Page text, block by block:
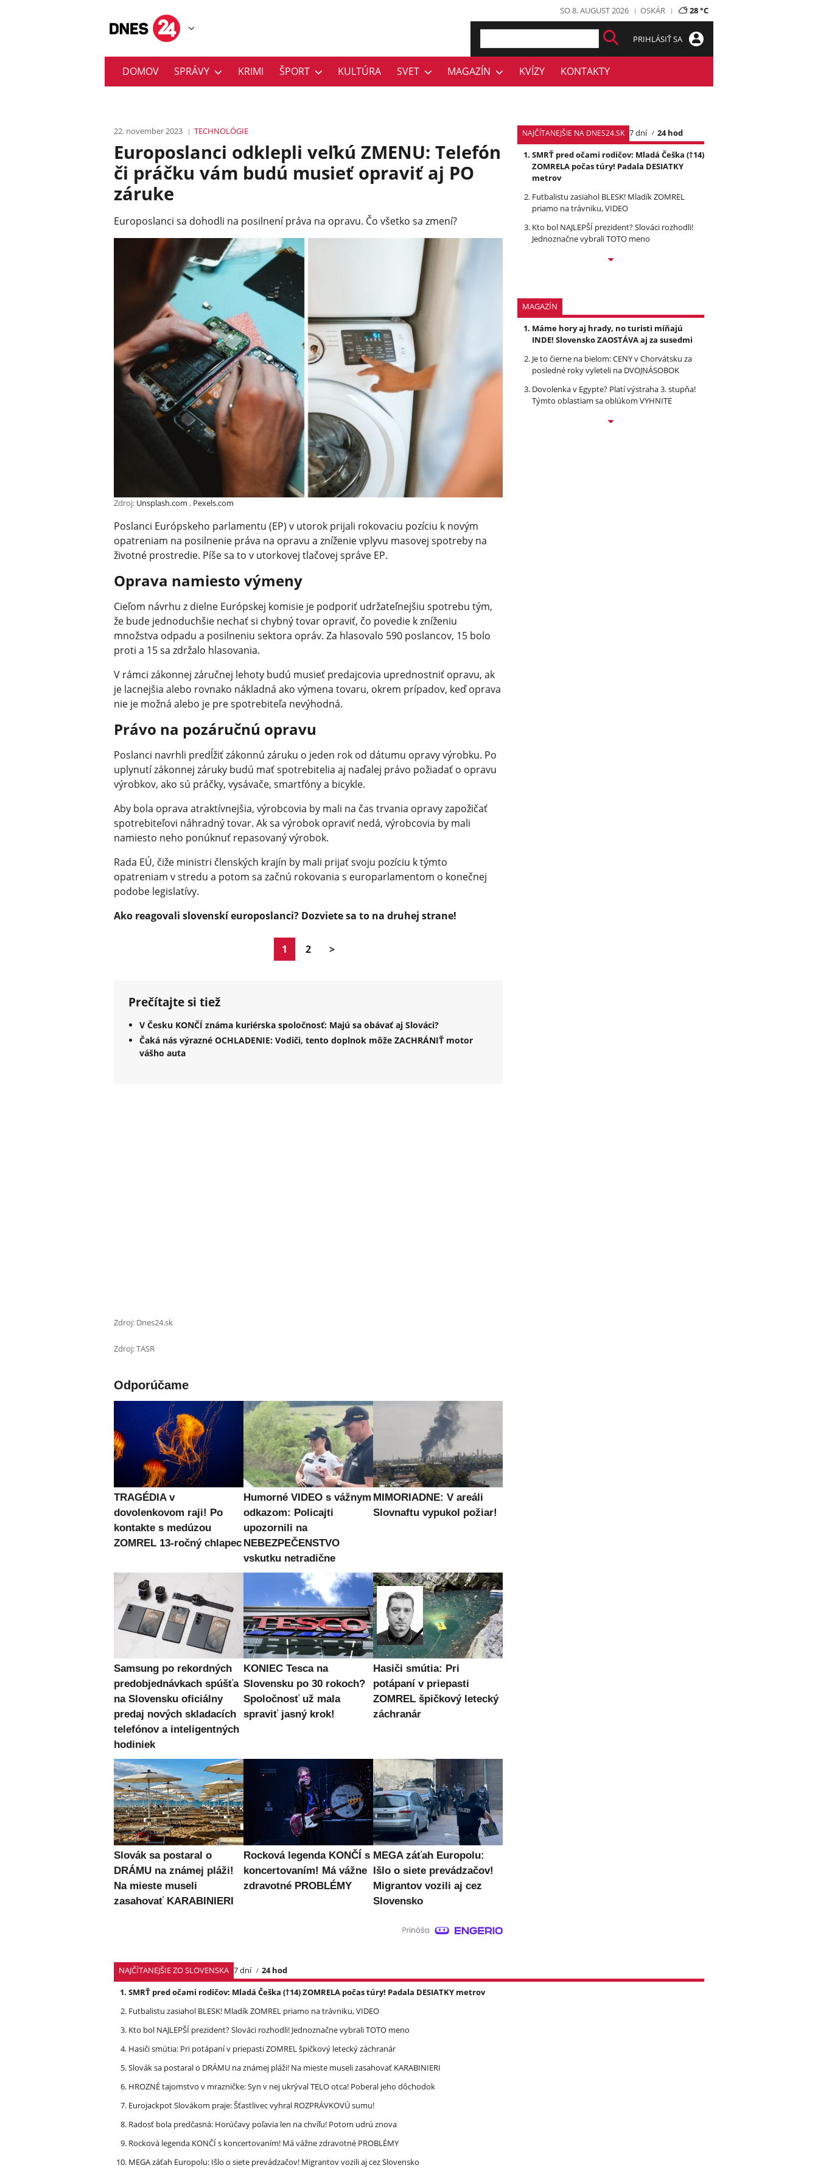
SO 8. AUGUST 2026 OSKÁR 28 °C
PRIHLÁSIŤ SA
DOMOV SPRÁVY KRIMI ŠPORT KULTÚRA SVET MAGAZÍN KVÍZY KONTAKTY
22. november 2023 TECHNOLÓGIE
Europoslanci odklepli veľkú ZMENU: Telefón
či práčku vám budú musieť opraviť aj PO
záruke
Europoslanci sa dohodli na posilnení práva na opravu. Čo všetko sa zmení?
Zdroj: Unsplash.com , Pexels.com
Poslanci Európskeho parlamentu (EP) v utorok prijali rokovaciu pozíciu k novým
opatreniam na posilnenie práva na opravu a zníženie vplyvu masovej spotreby na
životné prostredie. Píše sa to v utorkovej tlačovej správe EP.
Oprava namiesto výmeny
Cieľom návrhu z dielne Európskej komisie je podporiť udržateľnejšiu spotrebu tým,
že bude jednoduchšie nechať si chybný tovar opraviť, čo povedie k zníženiu
množstva odpadu a posilneniu sektora opráv. Za hlasovalo 590 poslancov, 15 bolo
proti a 15 sa zdržalo hlasovania.
V rámci zákonnej záručnej lehoty budú musieť predajcovia uprednostniť opravu, ak
je lacnejšia alebo rovnako nákladná ako výmena tovaru, okrem prípadov, keď oprava
nie je možná alebo je pre spotrebiteľa nevýhodná.
Právo na pozáručnú opravu
Poslanci navrhli predĺžiť zákonnú záruku o jeden rok od dátumu opravy výrobku. Po
uplynutí zákonnej záruky budú mať spotrebitelia aj naďalej právo požiadať o opravu
výrobkov, ako sú práčky, vysávače, smartfóny a bicykle.
Aby bola oprava atraktívnejšia, výrobcovia by mali na čas trvania opravy zapožičať
spotrebiteľovi náhradný tovar. Ak sa výrobok opraviť nedá, výrobcovia by mali
namiesto neho ponúknuť repasovaný výrobok.
Rada EÚ, čiže ministri členských krajín by mali prijať svoju pozíciu k týmto
opatreniam v stredu a potom sa začnú rokovania s europarlamentom o konečnej
podobe legislatívy.
Ako reagovali slovenskí europoslanci? Dozviete sa to na druhej strane!
1 2 >
Prečítajte si tiež
V Česku KONČÍ známa kuriérska spoločnosť: Majú sa obávať aj Slováci?
Čaká nás výrazné OCHLADENIE: Vodiči, tento doplnok môže ZACHRÁNIŤ motor
vášho auta
Zdroj: Dnes24.sk
Zdroj: TASR
Odporúčame
TRAGÉDIA v
dovolenkovom raji! Po
kontakte s medúzou
ZOMREL 13-ročný chlapec
Humorné VIDEO s vážnym
odkazom: Policajti
upozornili na
NEBEZPEČENSTVO
vskutku netradične
MIMORIADNE: V areáli
Slovnaftu vypukol požiar!
Samsung po rekordných
predobjednávkach spúšťa
na Slovensku oficiálny
predaj nových skladacích
telefónov a inteligentných
hodiniek
KONIEC Tesca na
Slovensku po 30 rokoch?
Spoločnosť už mala
spraviť jasný krok!
Hasiči smútia: Pri
potápaní v priepasti
ZOMREL špičkový letecký
záchranár
Slovák sa postaral o
DRÁMU na známej pláži!
Na mieste museli
zasahovať KARABINIERI
Rocková legenda KONČÍ s
koncertovaním! Má vážne
zdravotné PROBLÉMY
MEGA záťah Europolu:
Išlo o siete prevádzačov!
Migrantov vozili aj cez
Slovensko
NAJČÍTANEJŠIE NA DNES24.SK 7 dní
24 hod
SMRŤ pred očami rodičov: Mladá Češka (†14)
ZOMRELA počas túry! Padala DESIATKY
metrov
Futbalistu zasiahol BLESK! Mladík ZOMREL
priamo na trávniku, VIDEO
Kto bol NAJLEPŠÍ prezident? Slováci rozhodli!
Jednoznačne vybrali TOTO meno
MAGAZÍN
Máme hory aj hrady, no turisti míňajú
INDE! Slovensko ZAOSTÁVA aj za susedmi
Je to čierne na bielom: CENY v Chorvátsku za
posledné roky vyleteli na DVOJNÁSOBOK
Dovolenka v Egypte? Platí výstraha 3. stupňa!
Týmto oblastiam sa oblúkom VYHNITE
NAJČÍTANEJŠIE ZO SLOVENSKA 7 dní
24 hod
SMRŤ pred očami rodičov: Mladá Češka (†14) ZOMRELA počas túry! Padala DESIATKY metrov
Futbalistu zasiahol BLESK! Mladík ZOMREL priamo na trávniku, VIDEO
Kto bol NAJLEPŠÍ prezident? Slováci rozhodli! Jednoznačne vybrali TOTO meno
Hasiči smútia: Pri potápaní v priepasti ZOMREL špičkový letecký záchranár
Slovák sa postaral o DRÁMU na známej pláži! Na mieste museli zasahovať KARABINIERI
HROZNÉ tajomstvo v mrazničke: Syn v nej ukrýval TELO otca! Poberal jeho dôchodok
Eurojackpot Slovákom praje: Šťastlivec vyhral ROZPRÁVKOVÚ sumu!
Radosť bola predčasná: Horúčavy poľavia len na chvíľu! Potom udrú znova
Rocková legenda KONČÍ s koncertovaním! Má vážne zdravotné PROBLÉMY
MEGA záťah Europolu: Išlo o siete prevádzačov! Migrantov vozili aj cez Slovensko